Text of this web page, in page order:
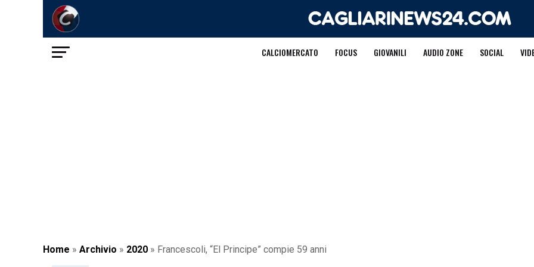
CALCIOMERCATO FOCUS GIOVANILI AUDIO ZONE SOCIAL
Home » Archivio » 2020 » Francescoli, “El Principe” compie 59 anni